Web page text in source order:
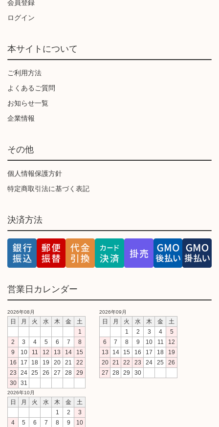
会員登録
ログイン
本サイトについて
ご利用方法
よくあるご質問
お知らせ一覧
企業情報
その他
個人情報保護方針
特定商取引法に基づく表記
決済方法
営業日カレンダー
2026年08月
日 月 火 水 木 金
土
1
2
3 4 5 6 7
8
9
10 11 12 13 14
15
16
17 18 19 20 21
22
23
24 25 26 27 28
29
30
31
2026年09月
日 月 火 水 木 金
土
1
2 3 4
5
6
7 8 9 10 11
12
13
14 15 16 17 18
19
20
21 22 23 24 25
26
27
28 29 30
2026年10月
日 月 火 水 木 金
土
1
2
3
4
5 6 7 8 9 10